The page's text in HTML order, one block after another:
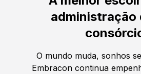
administração
O mundo muda, sonhos
Embracon continua